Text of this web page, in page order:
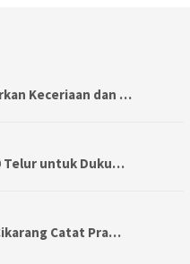
Keceriaan dan …
Telur untuk Duku…
Catat Pra…